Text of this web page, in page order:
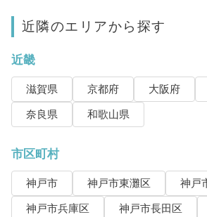
近隣のエリアから探す
近畿
滋賀県 京都府 大阪府
奈良県
和歌山県
市区町村
神戸市 神戸市東灘区
神戸
神戸市兵庫区
神戸市長田区